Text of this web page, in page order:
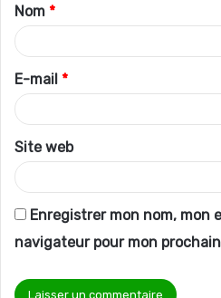
a
i
r
e
*
Nom *
E-mail *
Site web
Enregistrer mon nom, mon
navigateur pour mon